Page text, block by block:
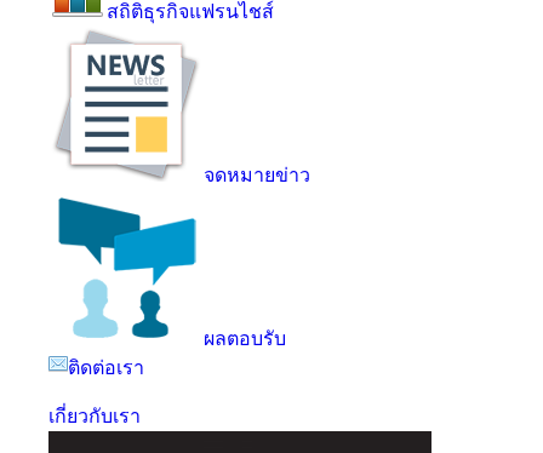
สถิติธุรกิจแฟรนไชส์
จดหมายข่าว
ผลตอบรับ
ติดต่อเรา
เกี่ยวกับเรา